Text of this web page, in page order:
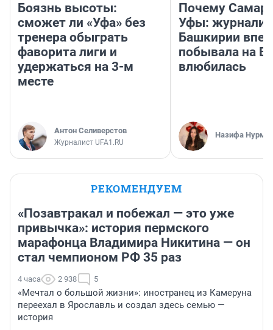
Боязнь высоты:
сможет ли «Уфа» без
тренера обыграть
фаворита лиги и
удержаться на 3-м
месте
Антон Селиверстов
Журналист UFA1.RU
Почему
Уфы:
Башкирии
побывала на
влюбилась
Назифа
РЕКОМЕНДУЕМ
«Позавтракал и побежал — это уже
привычка»: история пермского
марафонца Владимира Никитина — он
стал чемпионом РФ 35 раз
4 часа 2 938 5
«Мечтал о большой жизни»: иностранец из Камеруна
переехал в Ярославль и создал здесь семью —
история